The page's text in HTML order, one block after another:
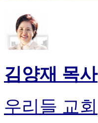
김양재 목사
우리들 교회